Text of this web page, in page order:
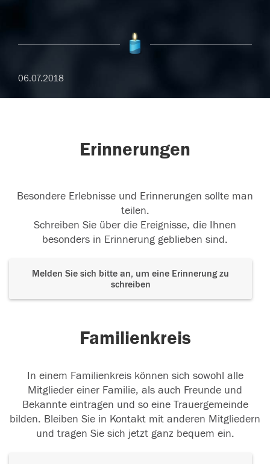
06.07.2018
Erinnerungen
Besondere Erlebnisse und Erinnerungen sollte man
teilen.
Schreiben Sie über die Ereignisse, die Ihnen
besonders in Erinnerung geblieben sind.
Melden Sie sich bitte an, um eine Erinnerung zu
schreiben
Familienkreis
In einem Familienkreis können sich sowohl alle
Mitglieder einer Familie, als auch Freunde und
Bekannte eintragen und so eine Trauergemeinde
bilden. Bleiben Sie in Kontakt mit anderen Mitgliedern
und tragen Sie sich jetzt ganz bequem ein.